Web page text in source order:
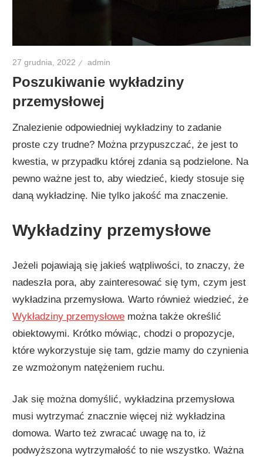
27 grudnia, 2022 admin
Poszukiwanie wykładziny
przemysłowej
Znalezienie odpowiedniej wykładziny to zadanie
proste czy trudne? Można przypuszczać, że jest to
kwestia, w przypadku której zdania są podzielone. Na
pewno ważne jest to, aby wiedzieć, kiedy stosuje się
daną wykładzinę. Nie tylko jakość ma znaczenie.
Wykładziny przemysłowe
Jeżeli pojawiają się jakieś wątpliwości, to znaczy, że
nadeszła pora, aby zainteresować się tym, czym jest
wykładzina przemysłowa. Warto również wiedzieć, że
Wykładziny przemysłowe można także określić
obiektowymi. Krótko mówiąc, chodzi o propozycje,
które wykorzystuje się tam, gdzie mamy do czynienia
ze wzmożonym natężeniem ruchu.
Jak się można domyślić, wykładzina przemysłowa
musi wytrzymać znacznie więcej niż wykładzina
domowa. Warto też zwracać uwagę na to, iż
podwyższona wytrzymałość to nie wszystko. Ważna